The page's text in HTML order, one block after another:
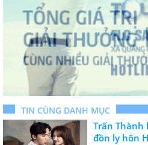
TIN CÙNG DANH MỤC
Trấn Thành
đồn ly hôn